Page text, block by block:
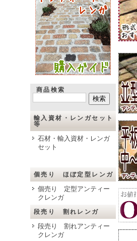
商品検索
輸入資材・レンガセット
等
石材・輸入資材・レンガ
セット
個売り ほぼ定型レンガ
個売り 定型アンティー
クレンガ
段売り 割れレンガ
段売り 割れアンティー
クレンガ